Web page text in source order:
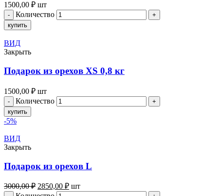
1500,00 ₽ шт
Количество
купить
ВИД
Закрыть
Подарок из орехов XS 0,8 кг
1500,00 ₽ шт
Количество
купить
-5%
ВИД
Закрыть
Подарок из орехов L
3000,00₽ 2850,00 ₽ шт